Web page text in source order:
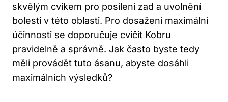
skvělým cvikem pro posílení zad a uvolnění
bolesti v této oblasti. Pro dosažení maximální
účinnosti se doporučuje cvičit Kobru
pravidelně a správně. Jak často byste tedy
měli provádět tuto ásanu, abyste dosáhli
maximálních výsledků?